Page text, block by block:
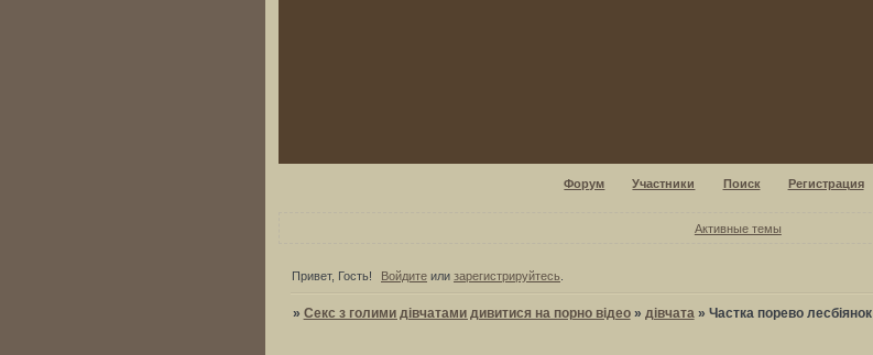
Форум Участники Поиск Регистрация
Активные темы
Привет, Гость! Войдите или зарегистрируйтесь
» Секс з голими дівчатами дивитися на порно відео » дівчата » Частка порево лесбіянок